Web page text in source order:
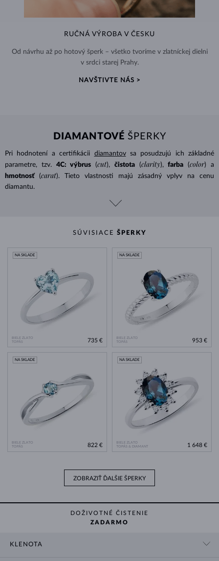
RUČNÁ VÝROBA V ČESKU
Od návrhu až po hotový šperk – všetko tvoríme v zlatníckej dielni
v srdci starej Prahy.
NAVŠTIVTE NÁS >
DIAMANTOVÉ ŠPERKY
Pri hodnotení a certifikácii diamantovsa posudzujú ich základné
parametre, tzv.
4C: výbrus (cut), čistota (clarity), farba (color) a
hmotnosť
(carat). Tieto vlastnosti majú zásadný vplyv na cenu
diamantu.
SÚVISIACE ŠPERKY
BIELE ZLATO
TOPÁS
NA SKLADE
735 €
BIELE ZLATO
TOPÁS
NA SKLADE
953 €
BIELE ZLATO
TOPÁS
NA SKLADE
822 €
BIELE ZLATO
TOPÁS & DIAMANT
NA SKLADE
1 648 €
ZOBRAZIŤ ĎALŠIE ŠPERKY
DOŽIVOTNÉ ČISTENIE
ZADARMO
KLENOTA